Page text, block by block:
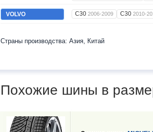
VOLVO C30 2006-2009 C30 2010-
Страны производства: Азия, Китай
Похожие шины в